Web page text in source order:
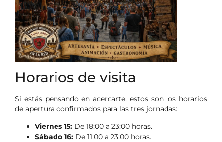
Horarios de visita
Si estás pensando en acercarte, estos son los horarios
de apertura confirmados para las tres jornadas:
Viernes 15: De 18:00 a 23:00 horas.
Sábado 16: De 11:00 a 23:00 horas.